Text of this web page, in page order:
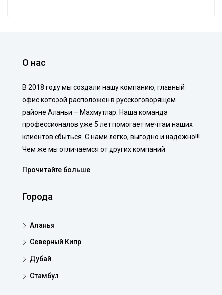
О нас
В 2018 году мы создали нашу компанию, главный
офис которой расположен в русскоговорящем
районе Аланьи – Махмутлар. Наша команда
профессионалов уже 5 лет помогает мечтам наших
клиентов сбыться. С нами легко, выгодно и надежно!!!
Чем же мы отличаемся от других компаний
Прочитайте больше
Города
Аланья
Северный Кипр
Дубай
Стамбул